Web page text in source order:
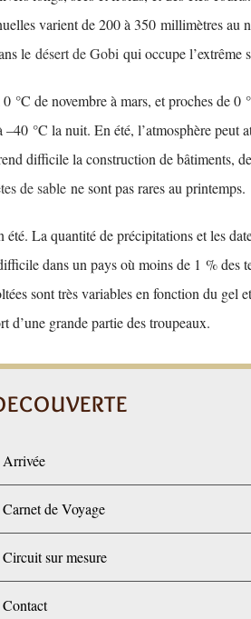
varient de 200 à 350 millimètres
le désert de Gobi qui occupe l’extrême
°C de novembre à mars, et proches de
°C la nuit. En été, l’atmosphère
difficile la construction de bâtiments,
de sable ne sont pas rares au printemps.
La quantité de précipitations et les
dans un pays où moins de 1 % des
sont très variables en fonction du gel
d’une grande partie des troupeaux.
Arrivée
Carnet de Voyage
Circuit sur mesure
Contact